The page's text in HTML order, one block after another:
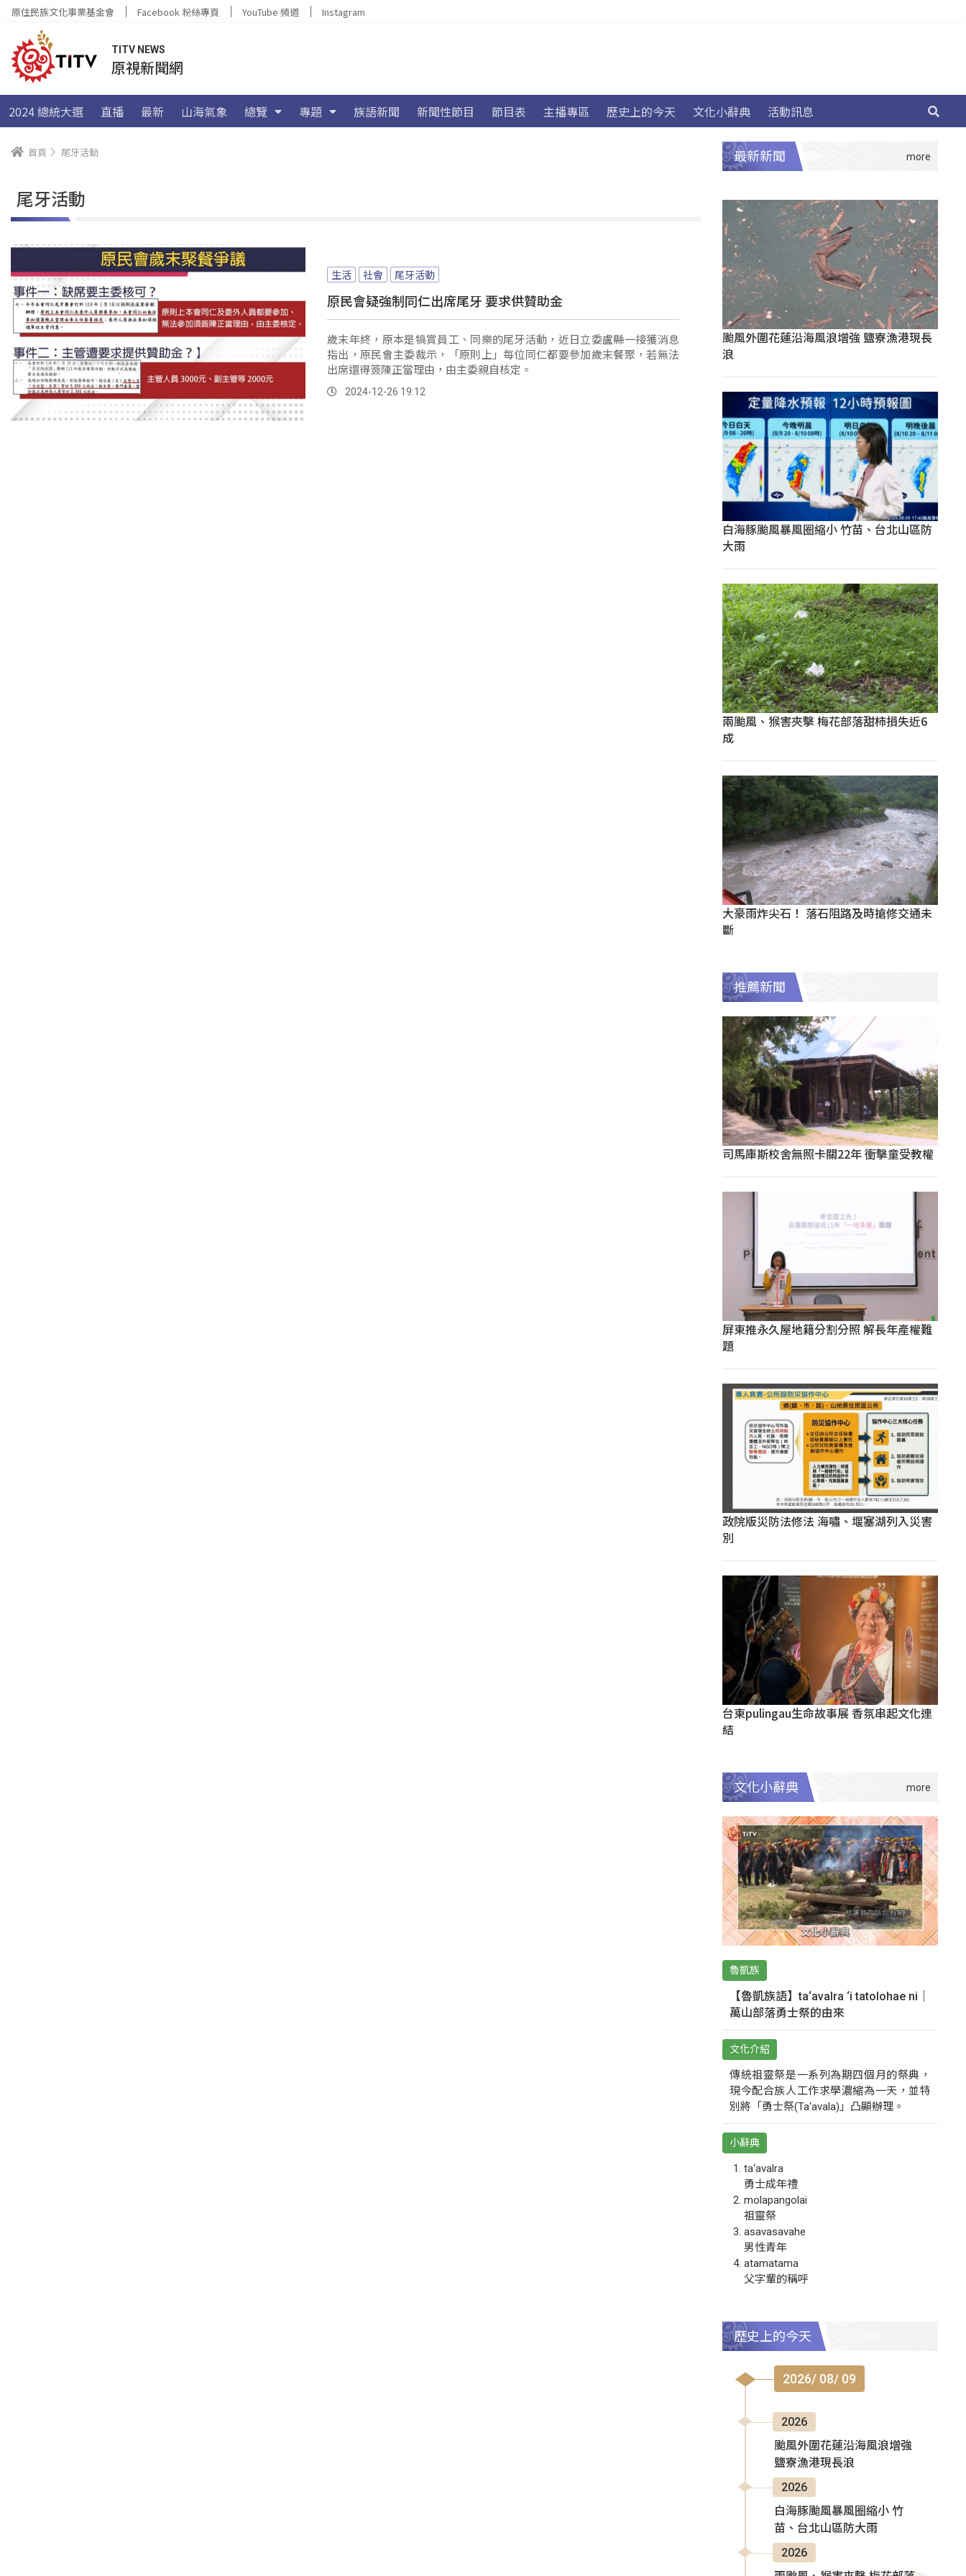
原住民族文化事業基金會 Facebook 粉絲專頁 YouTube 頻道 Instagram
TITV NEWS
原視新聞網
2024 總統大選 直播 最新 山海氣象 總覽 專題 族語新聞 新聞性節目 節目表 主播專區 歷史上的今天 文化小辭典 活動訊息
首頁 尾牙活動
尾牙活動
生活 社會 尾牙活動
原民會疑強制同仁出席尾牙 要求供贊助金
歲末年終，原本是犒賞員工、同樂的尾牙活動，近日立委盧縣一接獲消息
指出，原民會主委裁示，「原則上」每位同仁都要參加歲末餐聚，若無法
出席還得簽陳正當理由，由主委親自核定。
2024-12-26 19:12
最新新聞
颱風外圍花蓮沿海風浪增強 鹽寮漁港現長
浪
白海豚颱風暴風圈縮小 竹苗、台北山區防
大雨
兩颱風、猴害夾擊 梅花部落甜柿損失近6
成
大豪雨炸尖石！ 落石阻路及時搶修交通未
斷
推薦新聞
司馬庫斯校舍無照卡關22年 衝擊童受教權
屏東推永久屋地籍分割分照 解長年產權難
題
政院版災防法修法 海嘯、堰塞湖列入災害
別
台東pulingau生命故事展 香氛串起文化連
結
文化小辭典
魯凱族
【魯凱族語】ta‘avalra ‘i tatolohae ni｜
萬山部落勇士祭的由來
文化介紹
傳統祖靈祭是一系列為期四個月的祭典，
現今配合族人工作求學濃縮為一天，並特
別將「勇士祭(Ta‘avala)」凸顯辦理。
小辭典
ta‘avalra
勇士成年禮
molapangolai
祖靈祭
asavasavahe
男性青年
atamatama
父字輩的稱呼
歷史上的今天
2026/ 08/ 09
2026
颱風外圍花蓮沿海風浪增強
鹽寮漁港現長浪
2026
白海豚颱風暴風圈縮小 竹
苗、台北山區防大雨
2026